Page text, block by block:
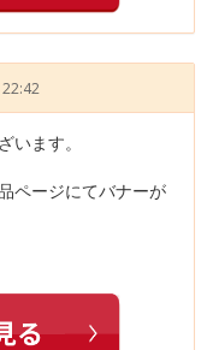
います。
ページにてバナーが